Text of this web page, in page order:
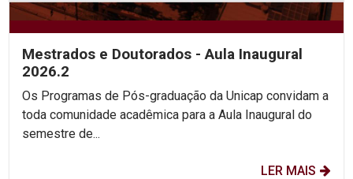
Mestrados e Doutorados - Aula Inaugural
2026.2
Os Programas de Pós-graduação da Unicap convidam a
toda comunidade acadêmica para a Aula Inaugural do
semestre de...
LER MAIS